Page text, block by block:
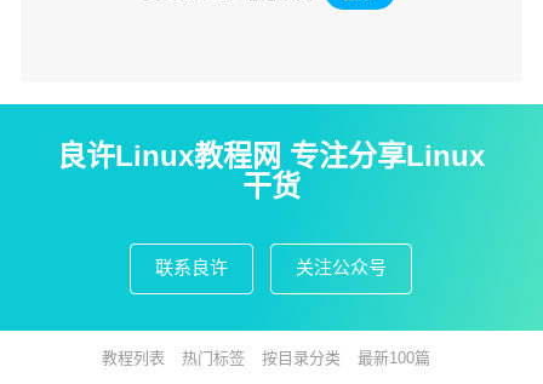
良许Linux教程网 专注分享Linux
干货
联系良许 关注公众号
教程列表 热门标签 按目录分类 最新100篇